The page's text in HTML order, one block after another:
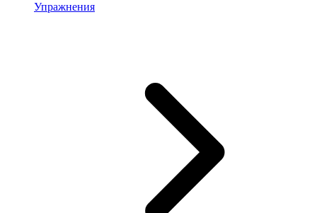
Упражнения